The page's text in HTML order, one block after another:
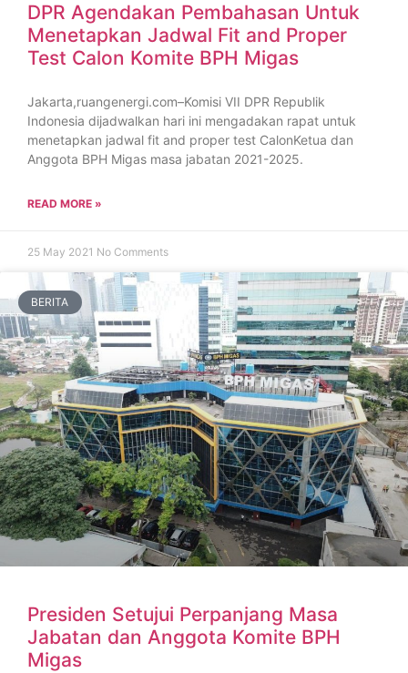
DPR Agendakan Pembahasan Untuk
Menetapkan Jadwal Fit and Proper
Test Calon Komite BPH Migas
Jakarta,ruangenergi.com–Komisi VII DPR Republik
Indonesia dijadwalkan hari ini mengadakan rapat untuk
menetapkan jadwal fit and proper test CalonKetua dan
Anggota BPH Migas masa jabatan 2021-2025.
READ MORE »
25 May 2021 No Comments
BERITA
Presiden Setujui Perpanjang Masa
Jabatan dan Anggota Komite BPH
Migas